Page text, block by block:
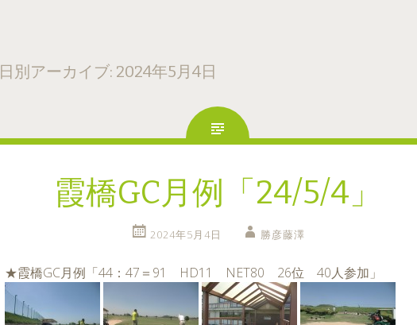
日別アーカイブ: 2024年5月4日
霞橋GC月例「24/5/4」
2024年5月4日 勝彦藤澤
★霞橋GC月例「44：47＝91 HD11 NET80 26位 40人参加」